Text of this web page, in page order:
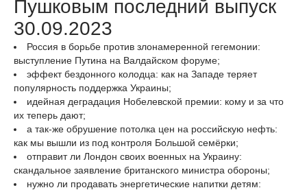
Пушковым последний выпуск
30.09.2023
Россия в борьбе против злонамеренной гегемонии:
выступление Путина на Валдайском форуме;
эффект бездонного колодца: как на Западе теряет
популярность поддержка Украины;
идейная деградация Нобелевской премии: кому и за что
их теперь дают;
а так-же обрушение потолка цен на российскую нефть:
как мы вышли из под контроля Большой семёрки;
отправит ли Лондон своих военных на Украину:
скандальное заявление британского министра обороны;
нужно ли продавать энергетические напитки детям: